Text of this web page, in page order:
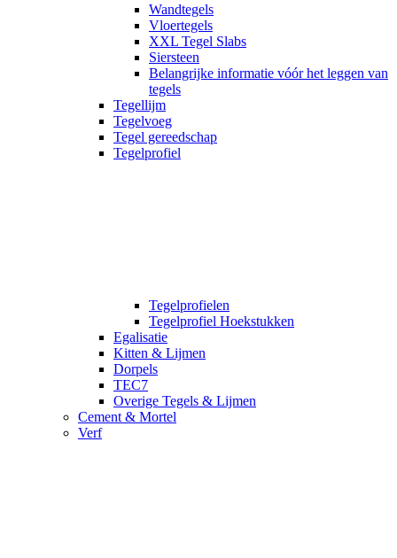
Wandtegels
Vloertegels
XXL Tegel Slabs
Siersteen
Belangrijke informatie vóór het leggen van
tegels
Tegellijm
Tegelvoeg
Tegel gereedschap
Tegelprofiel
Tegelprofielen
Tegelprofiel Hoekstukken
Egalisatie
Kitten & Lijmen
Dorpels
TEC7
Overige Tegels & Lijmen
Cement & Mortel
Verf